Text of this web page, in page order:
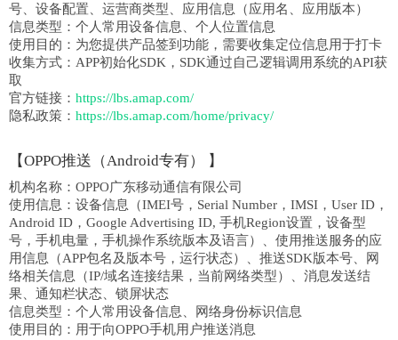
号、设备配置、运营商类型、应用信息（应用名、应用版本）
信息类型： 个人常用设备信息、个人位置信息
使用目的：为您提供产品签到功能，需要收集定位信息用于打卡
收集方式： APP初始化SDK，SDK通过自己逻辑调用系统的API获
取
官方链接： https://lbs.amap.com/
隐私政策： https://lbs.amap.com/home/privacy/
【OPPO推送（Android专有） 】
机构名称： OPPO广东移动通信有限公司
使用信息： 设备信息（IMEI号，Serial Number，IMSI，User ID，
Android ID，Google Advertising ID, 手机Region设置，设备型
号，手机电量，手机操作系统版本及语言）、使用推送服务的应
用信息（APP包名及版本号，运行状态）、推送SDK版本号、网
络相关信息（IP/域名连接结果，当前网络类型）、消息发送结
果、通知栏状态、锁屏状态
信息类型： 个人常用设备信息、网络身份标识信息
使用目的： 用于向OPPO手机用户推送消息